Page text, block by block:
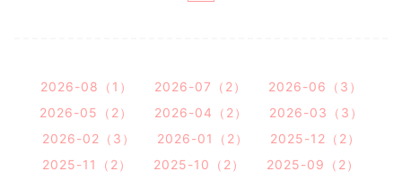
2026-08（1） 2026-07（2）
2026-06（3）
2026-05（2）
2026-04（2）
2026-03（3）
2026-02（3）
2026-01（2）
2025-12（2）
2025-11（2）
2025-10（2）
2025-09（2）